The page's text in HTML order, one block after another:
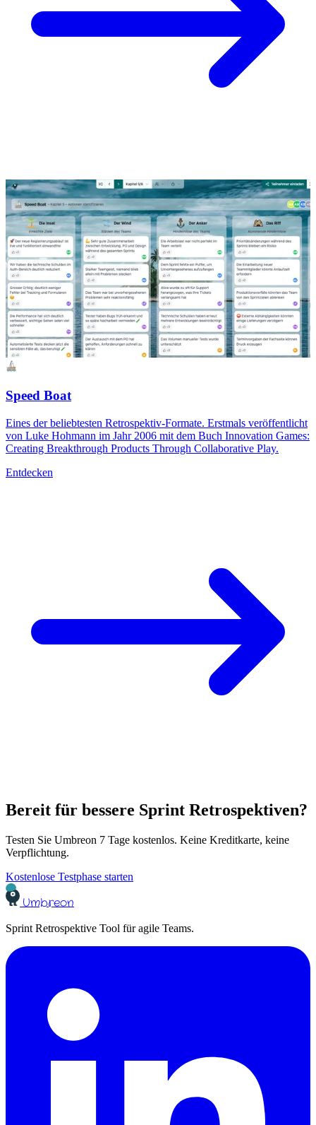
Speed Boat
Eines der beliebtesten Retrospektiv-Formate. Erstmals veröffentlicht
von Luke Hohmann im Jahr 2006 mit dem Buch Innovation Games:
Creating Breakthrough Products Through Collaborative Play.
Entdecken
Bereit für bessere Sprint Retrospektiven?
Testen Sie Umbreon 7 Tage kostenlos. Keine Kreditkarte, keine
Verpflichtung.
Kostenlose Testphase starten
Umbreon
Sprint Retrospektive Tool für agile Teams.